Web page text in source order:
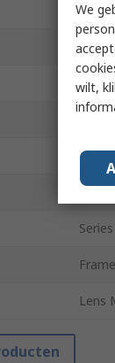
Lens
EN
Series
Lens
We
wilt,